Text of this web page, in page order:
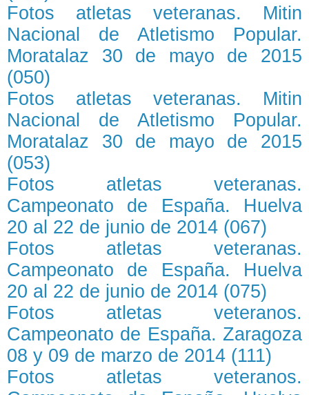
Fotos atletas veteranas. Mitin
Nacional de Atletismo Popular.
Moratalaz 30 de mayo de 2015
(050)
Fotos atletas veteranas. Mitin
Nacional de Atletismo Popular.
Moratalaz 30 de mayo de 2015
(053)
Fotos atletas veteranas.
Campeonato de España. Huelva
20 al 22 de junio de 2014 (067)
Fotos atletas veteranas.
Campeonato de España. Huelva
20 al 22 de junio de 2014 (075)
Fotos atletas veteranos.
Campeonato de España. Zaragoza
08 y 09 de marzo de 2014 (111)
Fotos atletas veteranos.